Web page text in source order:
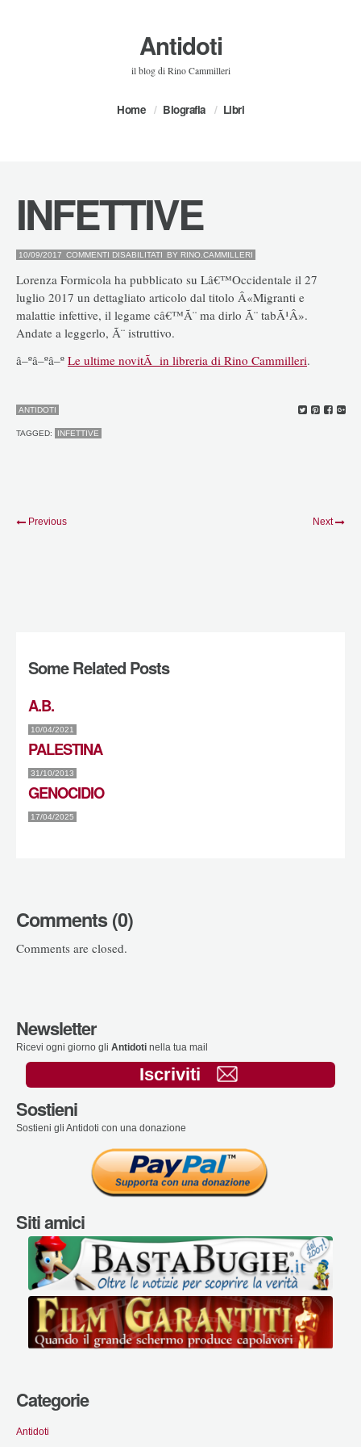
Antidoti
il blog di Rino Cammilleri
Home Biografia Libri
INFETTIVE
10/09/2017 COMMENTI DISABILITATI SU
BY RINO.CAMMILLERI
Lorenza Formicola ha pubblicato su Lâ€™Occidentale il 27
luglio 2017 un dettagliato articolo dal titolo Â«Migranti e
malattie infettive, il legame câ€™Ã¨ ma dirlo Ã¨ tabÃ¹Â».
Andate a leggerlo, Ã¨ istruttivo.
â–ºâ–ºâ–º Le ultime novitÃ in libreria di Rino Cammilleri.
ANTIDOTI
TAGGED: INFETTIVE
Previous Next
Some Related Posts
A.B.
10/04/2021
PALESTINA
31/10/2013
GENOCIDIO
17/04/2025
Comments (0)
Comments are closed.
Newsletter
Ricevi ogni giorno gli Antidoti nella tua mail
Iscriviti
Sostieni
Sostieni gli Antidoti con una donazione
Siti amici
Categorie
Antidoti